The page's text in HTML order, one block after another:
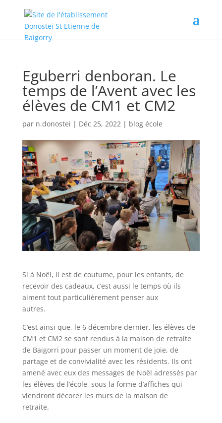
Eguberri denboran. Le
temps de l’Avent avec les
élèves de CM1 et CM2
par n.donostei | Déc 25, 2022| blog école
Si à Noël, il est de coutume, pour les enfants, de
recevoir des cadeaux, c’est aussi le temps où ils
aiment tout particulièrement penser aux
autres.
C’est ainsi que, le 6 décembre dernier, les élèves de
CM1 et CM2 se sont rendus à la maison de retraite
de Baigorri pour passer un moment de joie, de
partage et de convivialité avec les résidents. Ils ont
amené avec eux des messages de Noël adressés par
les élèves de l’école, sous la forme d’affiches qui
viendront décorer les murs de la maison de
retraite.